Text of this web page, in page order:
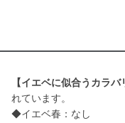
【イエベに似合うカラバ
れています。
◆イエベ春：なし